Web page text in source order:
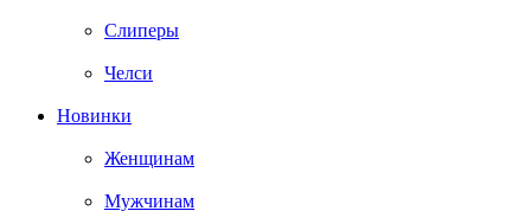
Слиперы
Челси
Новинки
Женщинам
Мужчинам